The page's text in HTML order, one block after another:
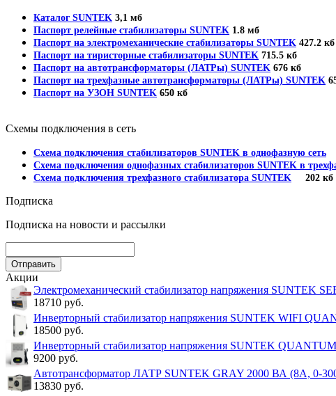
Каталог SUNTEK 3,1 мб
Паспорт релейные стабилизаторы SUNTEK 1.8 мб
Паспорт на электромеханические стабилизаторы SUNTEK 427.2 кб
Паспорт на тиристорные стабилизаторы SUNTEK 715.5 кб
Паспорт на автотрансформаторы (ЛАТРы) SUNTEK 676 кб
Паспорт на трехфазные автотрансформаторы (ЛАТРы) SUNTEK
Паспорт на УЗОН SUNTEK 650 кб
Схемы подключения в сеть
Схема подключения стабилизаторов SUNTEK в однофазную сеть
Схема подключения однофазных стабилизаторов SUNTEK в
Схема подключения трехфазного стабилизатора SUNTEK 202 кб
Подписка
Подписка на новости и рассылки
Акции
Электромеханический стабилизатор напряжения SUNTEK
18710 руб.
Инверторный стабилизатор напряжения SUNTEK WIFI
18500 руб.
Инверторный стабилизатор напряжения SUNTEK
9200 руб.
Автотрансформатор ЛАТР SUNTEK GRAY 2000 ВА (8А, 0-
13830 руб.